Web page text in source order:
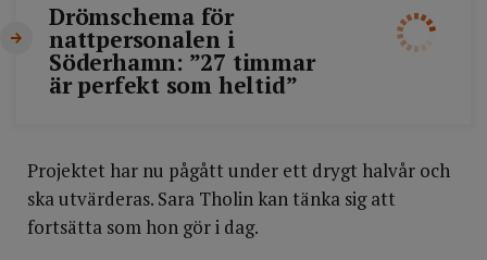
Drömschema för
nattpersonalen i
Söderhamn: ”27 timmar
är perfekt som heltid”
Projektet har nu pågått under ett drygt halvår och
ska utvärderas. Sara Tholin kan tänka sig att
fortsätta som hon gör i dag.